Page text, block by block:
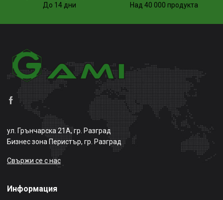
До 14 дни Над 40 000 продукта
ул. Грънчарска 21А, гр. Разград
Бизнес зона Перистър, гр. Разград
Свържи се с нас
Информация